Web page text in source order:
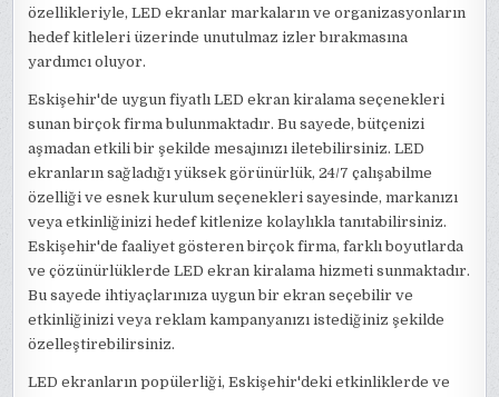
özellikleriyle, LED ekranlar markaların ve organizasyonların
hedef kitleleri üzerinde unutulmaz izler bırakmasına
yardımcı oluyor.
Eskişehir'de uygun fiyatlı LED ekran kiralama seçenekleri
sunan birçok firma bulunmaktadır. Bu sayede, bütçenizi
aşmadan etkili bir şekilde mesajınızı iletebilirsiniz. LED
ekranların sağladığı yüksek görünürlük, 24/7 çalışabilme
özelliği ve esnek kurulum seçenekleri sayesinde, markanızı
veya etkinliğinizi hedef kitlenize kolaylıkla tanıtabilirsiniz.
Eskişehir'de faaliyet gösteren birçok firma, farklı boyutlarda
ve çözünürlüklerde LED ekran kiralama hizmeti sunmaktadır.
Bu sayede ihtiyaçlarınıza uygun bir ekran seçebilir ve
etkinliğinizi veya reklam kampanyanızı istediğiniz şekilde
özelleştirebilirsiniz.
LED ekranların popülerliği, Eskişehir'deki etkinliklerde ve